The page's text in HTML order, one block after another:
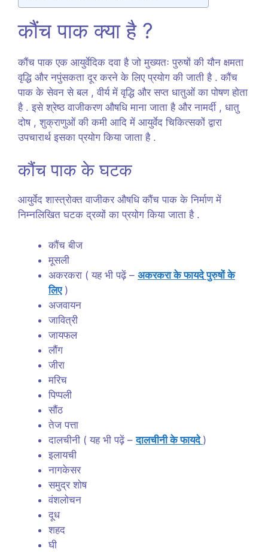
कौंच पाक क्या है ?
कौंच पाक एक आयुर्वेदिक दवा है जो मुख्यतः पुरुषों की यौन क्षमता
वृद्धि और नपुंसकता दूर करने के लिए प्रयोग की जाती है . कौंच
पाक के सेवन से बल , वीर्य में वृद्धि और सप्त धातुओं का पोषण होता
है . इसे श्रेष्ठ वाजीकरण औषधि माना जाता है और नामर्दी , धातु
दोष , शुक्राणुओं की कमी आदि में आयुर्वेद चिकित्सकों द्वारा
उपचारार्थ इसका प्रयोग किया जाता है .
कौंच पाक के घटक
आयुर्वेद शास्त्रोक्त वाजीकर औषधि कौंच पाक के निर्माण में
निम्नलिखित घटक द्रव्यों का प्रयोग किया जाता है .
कौंच बीज
मूसली
अकरकरा ( यह भी पढ़ें – अकरकरा के फायदे पुरुषों के
लिए)
अजवायन
जावित्री
जायफल
लौंग
जीरा
मरिच
पिप्पली
सौंठ
तेज पत्ता
दालचीनी ( यह भी पढ़ें –दालचीनी के फायदे )
इलायची
नागकेसर
समुद्र शोष
वंशलोचन
दूध
शहद
घी